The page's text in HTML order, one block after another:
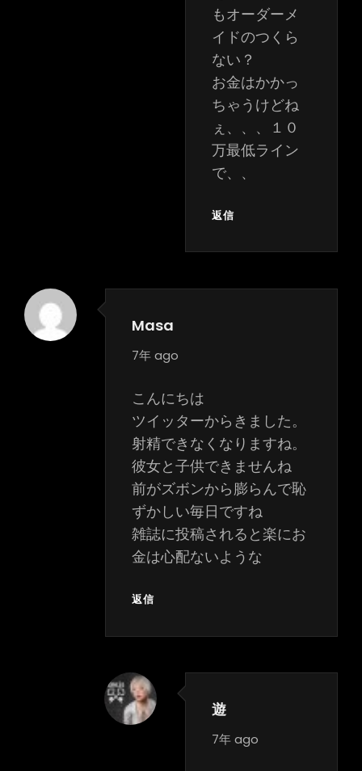
もオーダーメ
イドのつくら
ない？
お金はかかっ
ちゃうけどね
ぇ、、、１０
万最低ライン
で、、
返信
Masa
says:
7年 ago
こんにちは
ツイッターからきました。
射精できなくなりますね。
彼女と子供できませんね
前がズボンから膨らんで恥
ずかしい毎日ですね
雑誌に投稿されると楽にお
金は心配ないような
返信
遊
says:
7年 ago